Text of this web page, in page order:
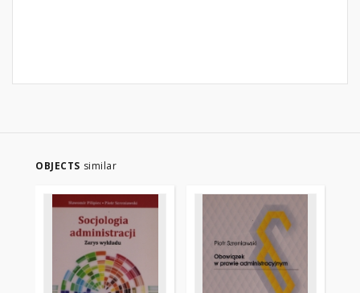
OBJECTS similar